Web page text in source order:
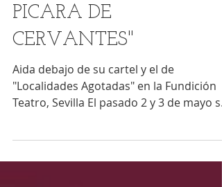
DE ORO CON "LA
PICARA DE
CERVANTES"
Aida debajo de su cartel y el de